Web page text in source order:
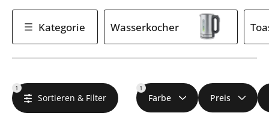
Kategorie Wasserkocher
1
Sortieren & Filter
1
Farbe Preis